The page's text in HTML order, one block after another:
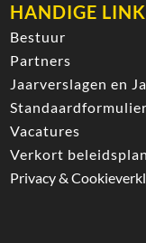
HANDIGE
Bestuur
Partners
Jaarverslagen en
Vacatures
Verkort beleidsplan
Privacy &